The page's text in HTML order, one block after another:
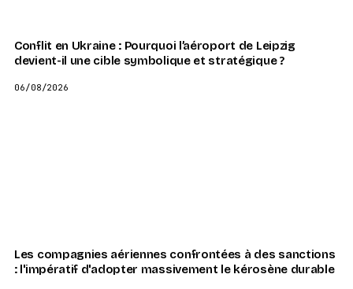
Conflit en Ukraine : Pourquoi l’aéroport de Leipzig
devient-il une cible symbolique et stratégique ?
06/08/2026
Les compagnies aériennes confrontées à des sanctions
: l'impératif d'adopter massivement le kérosène durable